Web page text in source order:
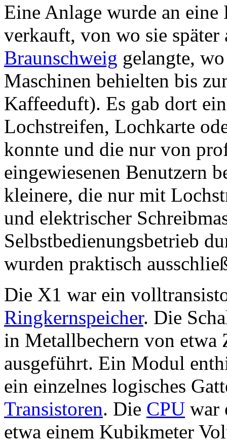
Eine Anlage wurde an
verkauft, von wo sie
Braunschweig gelangte,
Maschinen behielten bis
Kaffeeduft). Es gab dort
Lochstreifen, Lochkarte
konnte und die nur von
eingewiesenen Benutzern
kleinere, die nur mit
und elektrischer
Selbstbedienungsbetrieb
wurden praktisch
Die X1 war ein
Ringkernspeicher. Die
in Metallbechern von etwa
ausgeführt. Ein Modul
ein einzelnes logisches
Transistoren. Die CPU war
etwa einem Kubikmeter